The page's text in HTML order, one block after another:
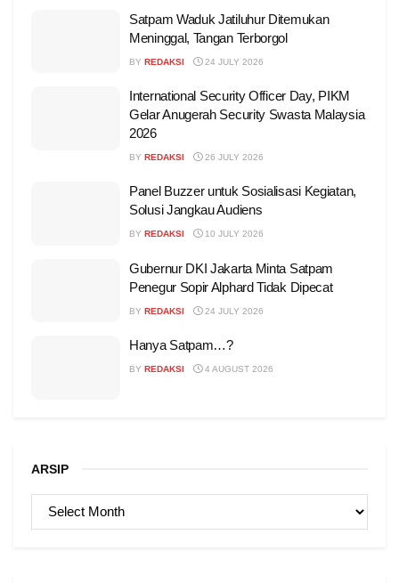
Satpam Waduk Jatiluhur Ditemukan
Meninggal, Tangan Terborgol
BY REDAKSI 24 JULY 2026
International Security Officer Day, PIKM
Gelar Anugerah Security Swasta Malaysia
2026
BY REDAKSI 26 JULY 2026
Panel Buzzer untuk Sosialisasi Kegiatan,
Solusi Jangkau Audiens
BY REDAKSI 10 JULY 2026
Gubernur DKI Jakarta Minta Satpam
Penegur Sopir Alphard Tidak Dipecat
BY REDAKSI 24 JULY 2026
Hanya Satpam…?
BY REDAKSI 4 AUGUST 2026
ARSIP
ARSIP